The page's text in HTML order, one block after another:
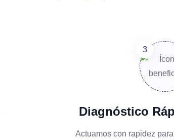
Diagnóstico
Actuamos con rapidez